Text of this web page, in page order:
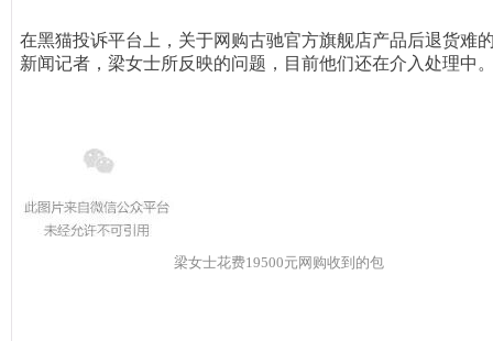
在黑猫投诉平台上，关于网购古驰官方旗舰店产品后退货难
新闻记者，梁女士所反映的问题，目前他们还在介入处理中
梁女士花费19500元网购收到的包